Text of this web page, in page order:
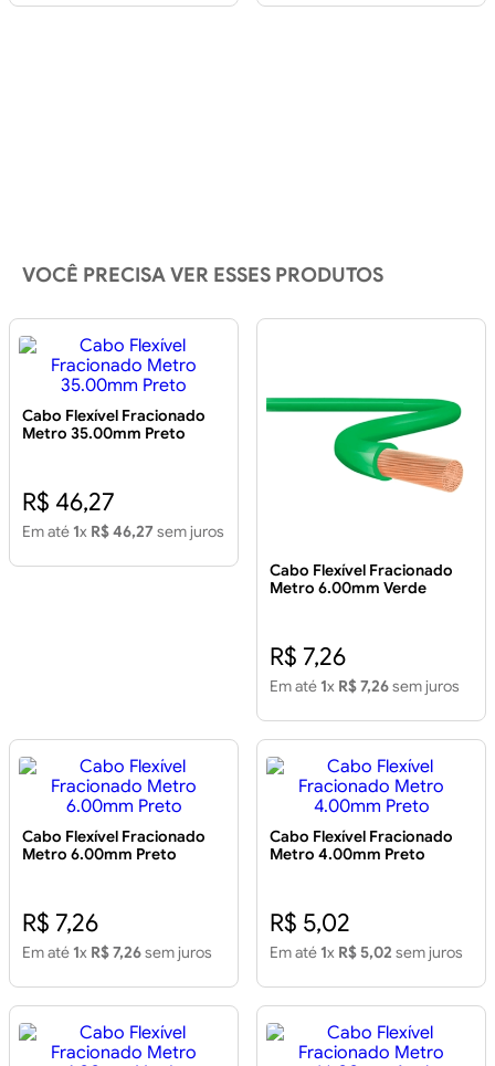
VOCÊ PRECISA VER ESSES PRODUTOS
Cabo Flexível Fracionado
Metro 35.00mm Preto
R$ 46,27
Em até 1x R$ 46,27 sem juros
Cabo Flexível Fracionado
Metro 6.00mm Verde
R$ 7,26
Em até 1x R$ 7,26sem juros
Cabo Flexível Fracionado
Metro 6.00mm Preto
R$ 7,26
Em até 1x R$ 7,26sem juros
Cabo Flexível Fracionado
Metro 4.00mm Preto
R$ 5,02
Em até 1x R$ 5,02 sem juros